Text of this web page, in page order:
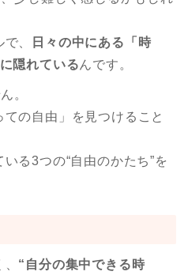
、
日々の中にある「時
隠れているんです。
。
の自由」を見つけること
る3つの“自由のかたち”を
“自分の集中できる時